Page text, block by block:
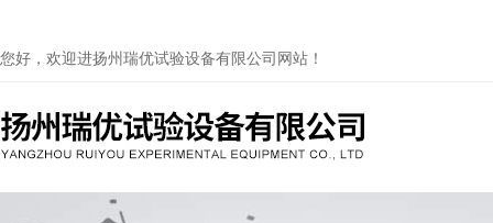
您好，欢迎进扬州瑞优试验设备有限公司网站！